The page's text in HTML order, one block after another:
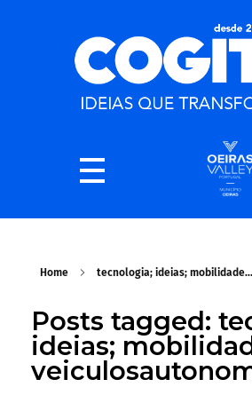
Home tecnologia; ideias; mobilidade...
Posts tagged:
ideias;